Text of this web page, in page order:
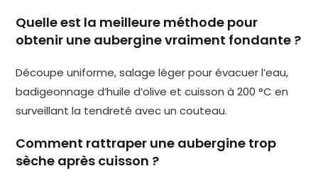
Quelle est la meilleure méthode pour
obtenir une aubergine vraiment fondante ?
Découpe uniforme, salage léger pour évacuer l’eau,
badigeonnage d’huile d’olive et cuisson à 200 °C en
surveillant la tendreté avec un couteau.
Comment rattraper une aubergine trop
sèche après cuisson ?